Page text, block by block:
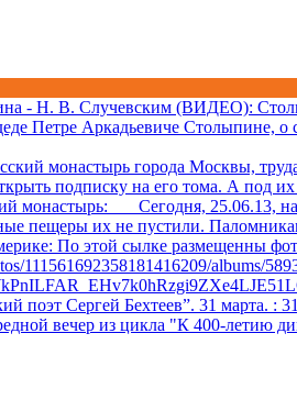
- Н. В. Случевским (ВИДЕО):
Петре Аркадьевиче
монастырь города Москвы,
подписку на его тома. А под их
монастырь: Сегодня, 25.06.13,
пещеры их не пустили.
: По этой сылке размещенны
111561692358181416209/albums/
поэт Сергей Бехтеев”. 31 марта. :
вечер из цикла "К 400-